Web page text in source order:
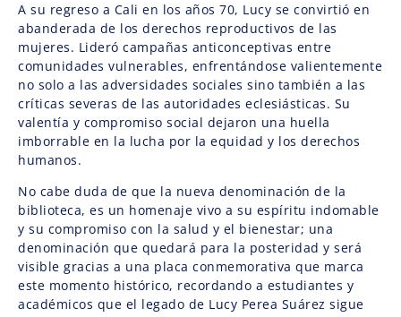
A su regreso a Cali en los años 70, Lucy se convirtió en
abanderada de los derechos reproductivos de las
mujeres. Lideró campañas anticonceptivas entre
comunidades vulnerables, enfrentándose valientemente
no solo a las adversidades sociales sino también a las
críticas severas de las autoridades eclesiásticas. Su
valentía y compromiso social dejaron una huella
imborrable en la lucha por la equidad y los derechos
humanos.
No cabe duda de que la nueva denominación de la
biblioteca, es un homenaje vivo a su espíritu indomable
y su compromiso con la salud y el bienestar; una
denominación que quedará para la posteridad y será
visible gracias a una placa conmemorativa que marca
este momento histórico, recordando a estudiantes y
académicos que el legado de Lucy Perea Suárez sigue